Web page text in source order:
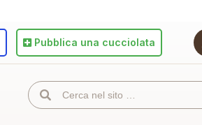
Pubblica una cucciolata